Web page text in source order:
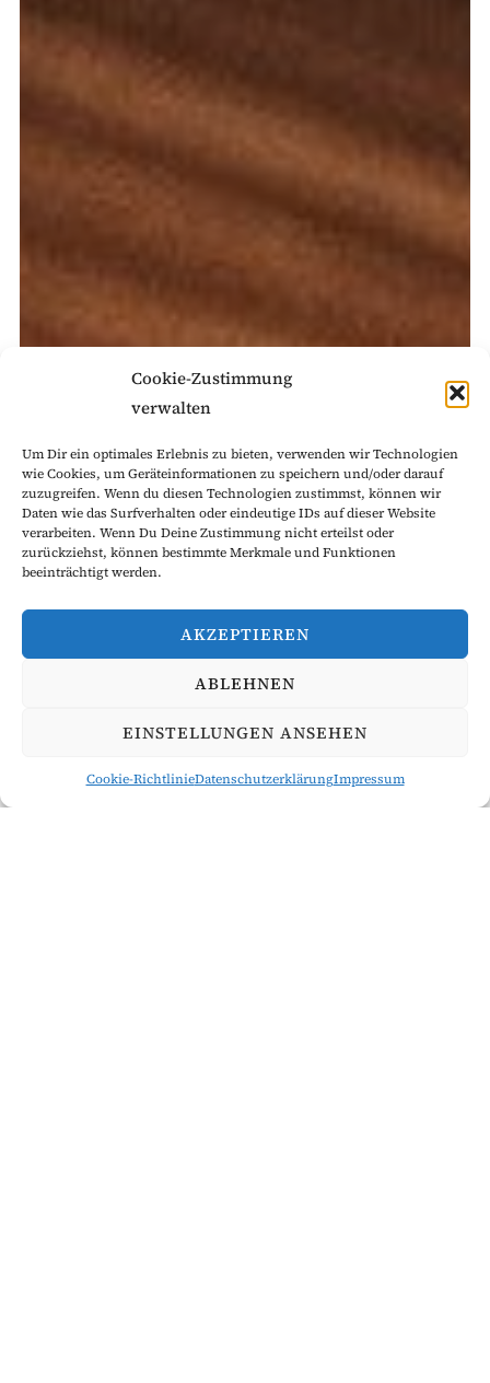
Cookie-Zustimmung
verwalten
Um Dir ein optimales Erlebnis zu bieten, verwenden wir Technologien
wie Cookies, um Geräteinformationen zu speichern und/oder darauf
zuzugreifen. Wenn du diesen Technologien zustimmst, können wir
Daten wie das Surfverhalten oder eindeutige IDs auf dieser Website
verarbeiten. Wenn Du Deine Zustimmung nicht erteilst oder
zurückziehst, können bestimmte Merkmale und Funktionen
beeinträchtigt werden.
AKZEPTIEREN
ABLEHNEN
EINSTELLUNGEN ANSEHEN
Cookie-RichtlinieDatenschutzerklärungImpressum